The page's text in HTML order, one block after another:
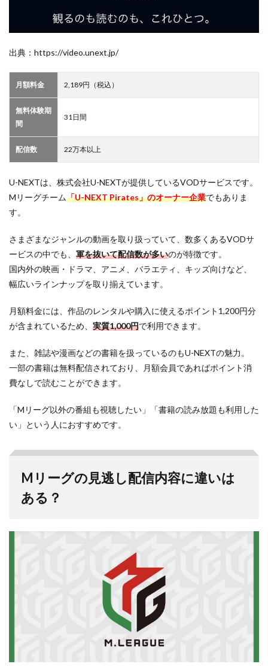
出典：https://video.unext.jp/
月額料金 2,189円（税込）
無料体験期
間
31日間
配信数 22万本以上
U-NEXTは、株式会社U-NEXTが提供しているVODサービスです。
Mリーグチーム「U-NEXT Pirates」のオーナー企業でもありま
す。
さまざまなジャンルの動画を取り扱っていて、数多くあるVODサ
ービスの中でも、 軍を抜いて配信数が多いのが特徴です。
国内外の映画・ドラマ、アニメ、バラエティ、キッズ向けなど、
幅広いラインナップを取り揃えています。
月額料金には、作品のレンタルや購入に使えるポイント1,200円分
が含まれているため、 実質1,000円で利用できます。
また、雑誌や漫画などの書籍を扱っているのもU-NEXTの魅力。
一部の書籍は無料配信されており、月額会員であればポイント消
費なしで読むことができます。
「Mリーグ以外の番組も視聴したい」「書籍の読み放題も利用した
い」という人におすすめです。
Mリーグの見逃し配信内容に違いは
ある？